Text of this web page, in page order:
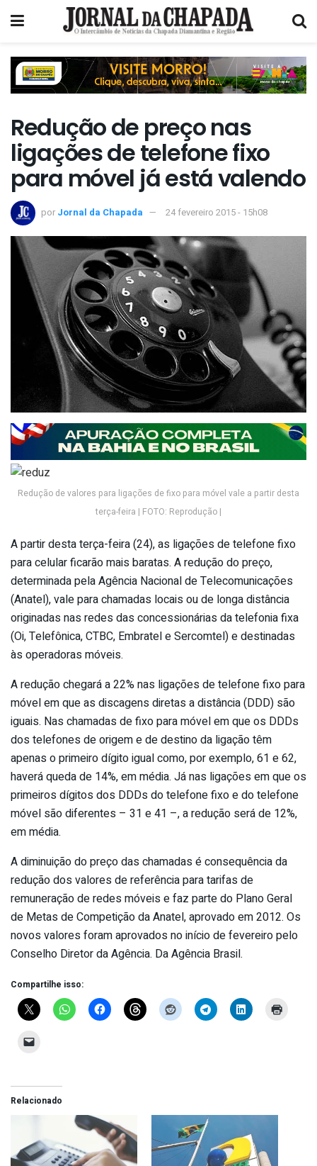
Redução de preço nas
ligações de telefone fixo
para móvel já está valendo
por Jornal da Chapada 24 fevereiro 2015 - 15h08
Redução de valores para ligações de fixo para móvel vale a partir desta
terça-feira | FOTO: Reprodução |
A partir desta terça-feira (24), as ligações de telefone fixo
para celular ficarão mais baratas. A redução do preço,
determinada pela Agência Nacional de Telecomunicações
(Anatel), vale para chamadas locais ou de longa distância
originadas nas redes das concessionárias da telefonia fixa
(Oi, Telefônica, CTBC, Embratel e Sercomtel) e destinadas
às operadoras móveis.
A redução chegará a 22% nas ligações de telefone fixo para
móvel em que as discagens diretas a distância (DDD) são
iguais. Nas chamadas de fixo para móvel em que os DDDs
dos telefones de origem e de destino da ligação têm
apenas o primeiro dígito igual como, por exemplo, 61 e 62,
haverá queda de 14%, em média. Já nas ligações em que os
primeiros dígitos dos DDDs do telefone fixo e do telefone
móvel são diferentes – 31 e 41 –, a redução será de 12%,
em média.
A diminuição do preço das chamadas é consequência da
redução dos valores de referência para tarifas de
remuneração de redes móveis e faz parte do Plano Geral
de Metas de Competição da Anatel, aprovado em 2012. Os
novos valores foram aprovados no início de fevereiro pelo
Conselho Diretor da Agência. Da Agência Brasil.
Compartilhe isso:
Relacionado